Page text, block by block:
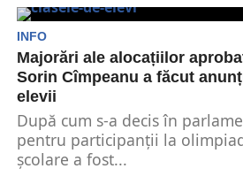
INFO
Majorări ale alocațiilor
Sorin Cîmpeanu a făcut
elevii
După cum s-a decis în
pentru participanții la
școlare a fost...